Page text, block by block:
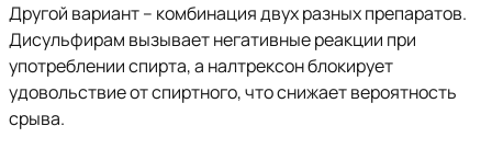
Другой вариант – комбинация двух разных препаратов.
Дисульфирам вызывает негативные реакции при
употреблении спирта, а налтрексон блокирует
удовольствие от спиртного, что снижает вероятность
срыва.